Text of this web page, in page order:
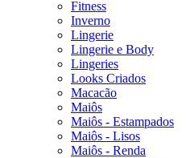
Fitness
Inverno
Lingerie
Lingerie e Body
Lingeries
Looks Criados
Macacão
Maiôs
Maiôs - Estampados
Maiôs - Lisos
Maiôs - Renda